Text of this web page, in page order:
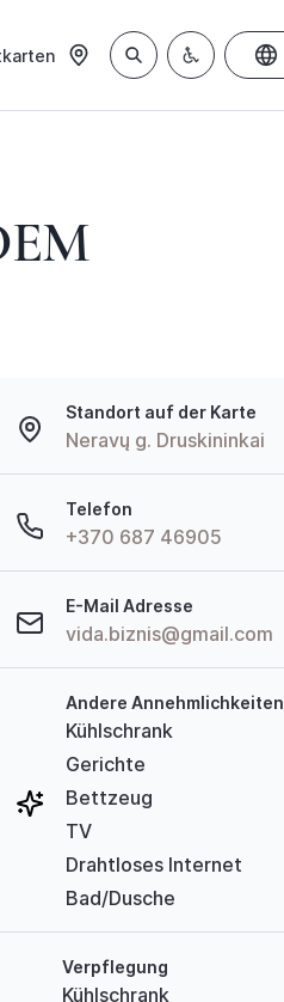
Standort auf der Karte
Neravų g. Druskininkai
Telefon
+370 687 46905
E-Mail Adresse
vida.biznis@gmail.com
Andere Annehmlichkeiten
Kühlschrank
Gerichte
Bettzeug
TV
Drahtloses Internet
Bad/Dusche
Verpflegung
Kühlschrank